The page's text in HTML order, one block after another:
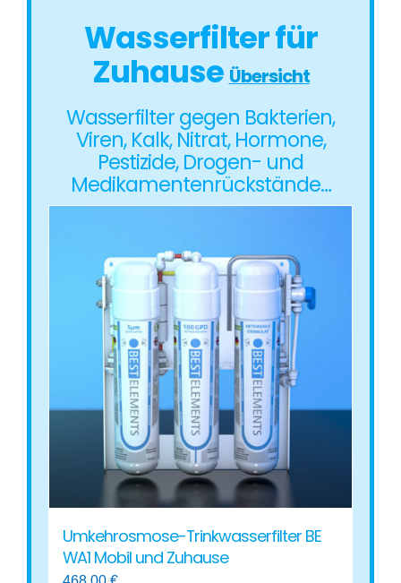
Wasserfilter für
ZuhauseÜbersicht
Wasserfilter gegen Bakterien,
Viren, Kalk, Nitrat, Hormone,
Pestizide, Drogen- und
Medikamentenrückstände…
Umkehrosmose-Trinkwasserfilter BE
WA1 Mobil und Zuhause